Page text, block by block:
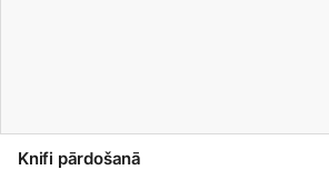
Knifi pārdošanā